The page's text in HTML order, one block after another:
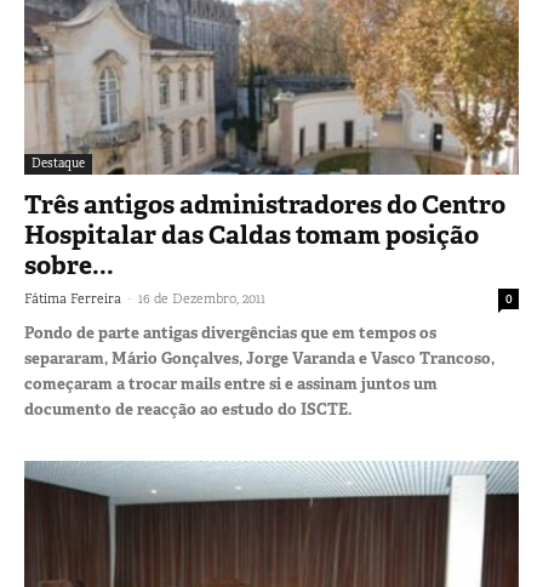
Destaque
Três antigos administradores do Centro
Hospitalar das Caldas tomam posição
sobre...
Fátima Ferreira - 16 de Dezembro, 2011 0
Pondo de parte antigas divergências que em tempos os
separaram, Mário Gonçalves, Jorge Varanda e Vasco Trancoso,
começaram a trocar mails entre si e assinam juntos um
documento de reacção ao estudo do ISCTE.